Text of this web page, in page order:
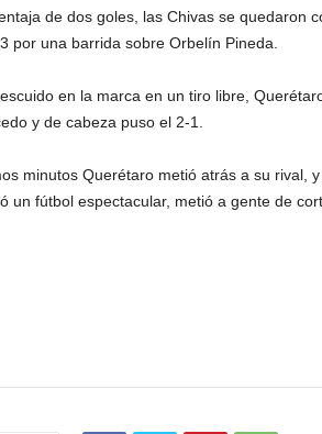
de dos goles, las Chivas se quedaron
por una barrida sobre Orbelín Pineda.
en la marca en un tiro libre,
y de cabeza puso el 2-1.
minutos Querétaro metió atrás a su rival,
un fútbol espectacular, metió a gente de